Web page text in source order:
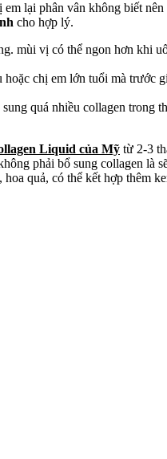
lại phân vân không biết
cho hợp lý.
mùi vị có thể ngon hơn khi
chị em lớn tuổi mà trước
quá nhiều collagen trong
Liquid của Mỹ từ 2-3
phải bổ sung collagen là
quả, có thể kết hợp thêm